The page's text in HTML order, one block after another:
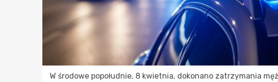
W środowe popołudnie, 8 kwietnia, dokonano zatrzymania